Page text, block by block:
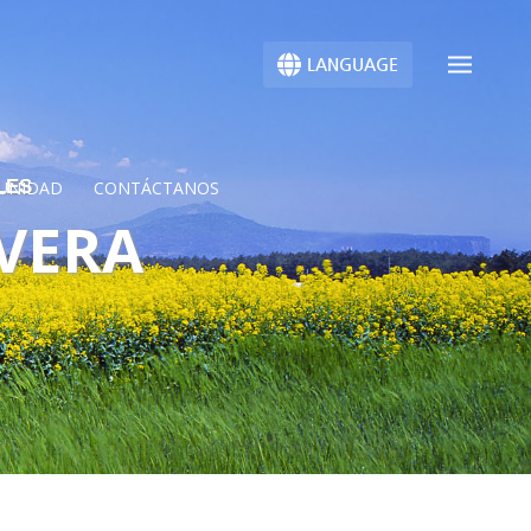
LANGUAGE
CONTÁCTANOS